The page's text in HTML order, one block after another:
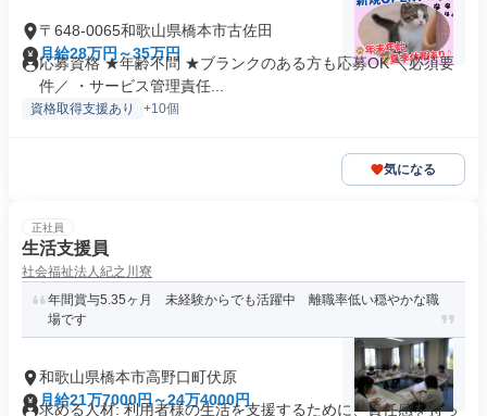
〒648-0065和歌山県橋本市古佐田
月給28万円～35万円
応募資格 ★年齢不問 ★ブランクのある方も応募OK ＼必須要
件／ ・サービス管理責任...
資格取得支援あり +10個
気になる
正社員
生活支援員
社会福祉法人紀之川寮
年間賞与5.35ヶ月 未経験からでも活躍中 離職率低い穏やかな職
場です
和歌山県橋本市高野口町伏原
月給21万7000円～24万4000円
求める人材: 利用者様の生活を支援するために、責任感を持っ